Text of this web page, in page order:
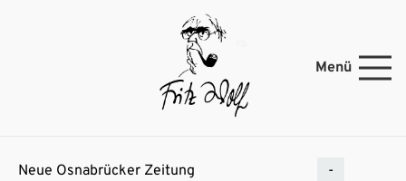
Menü
Neue Osnabrücker Zeitung